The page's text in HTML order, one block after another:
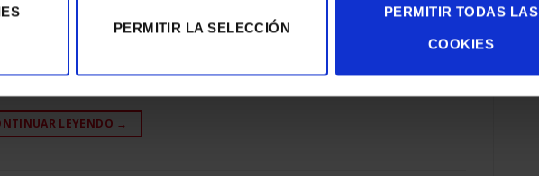
PERMITIR LA SELECCIÓN
PERMITIR TODAS LAS
COOKIES
en las áreas de negocio de revistas, coleccionables y
LEYENDO →